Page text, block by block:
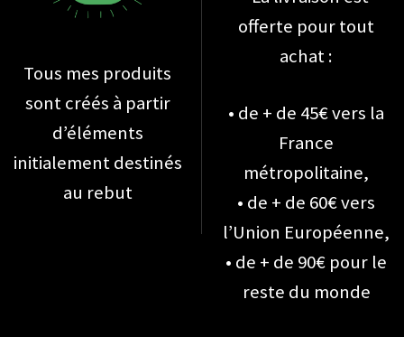
Tous mes produits
sont créés à partir
d’éléments
initialement destinés
au rebut
offerte pour tout
achat :
• de + de 45€ vers la
France
métropolitaine,
• de + de 60€ vers
l’Union Européenne,
• de + de 90€ pour le
reste du monde